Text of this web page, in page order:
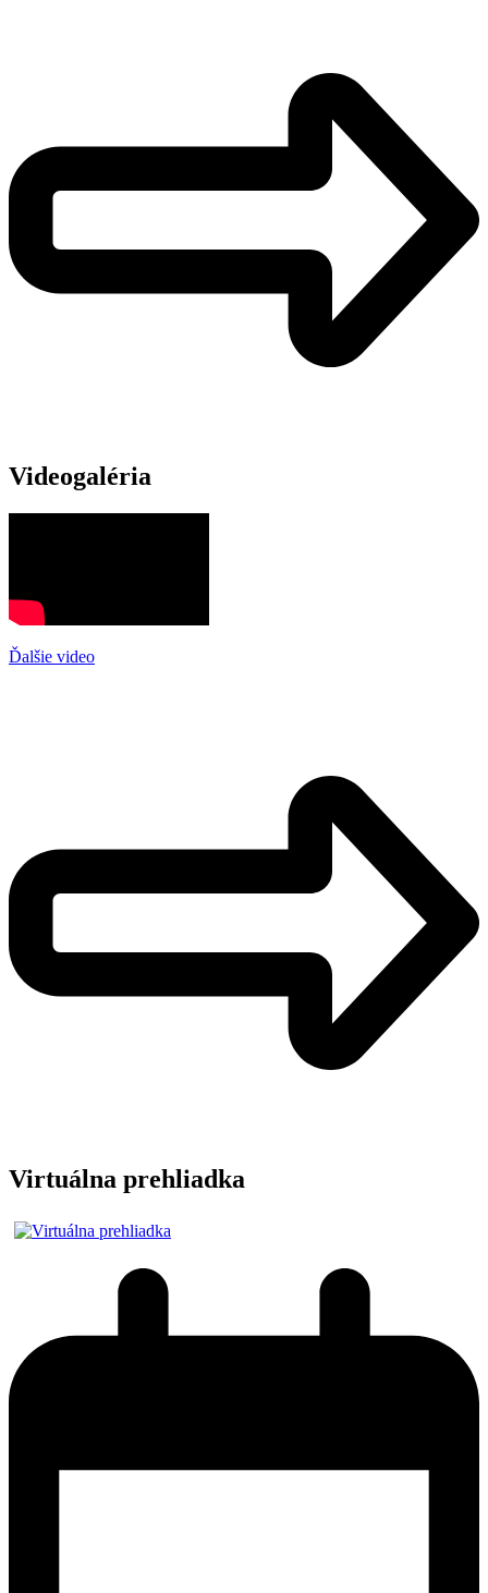
Videogaléria
Ďalšie video
Virtuálna prehliadka